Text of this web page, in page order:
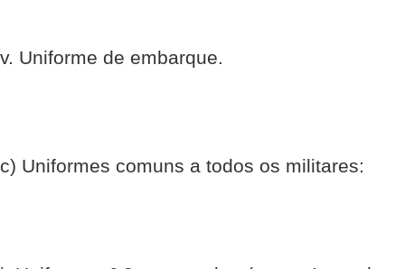
v. Uniforme de embarque.
c) Uniformes comuns a todos os militares: